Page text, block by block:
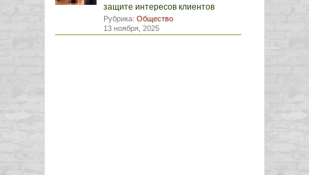
защите интересов клиентов
Рубрика: Общество
13 ноября, 2025